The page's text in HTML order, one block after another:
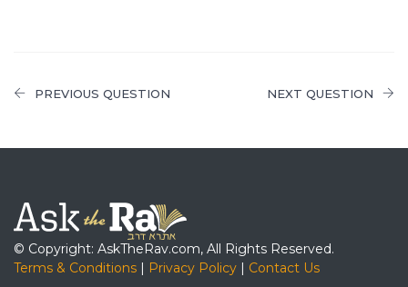
PREVIOUS QUESTION NEXT QUESTION
© Copyright: AskTheRav.com, All Rights Reserved.
Terms & Conditions | Privacy Policy | Contact Us